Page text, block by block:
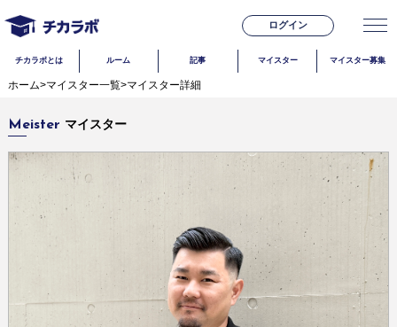
ログイン
チカラボとは ルーム 記事 マイスター マイスター募集
ホーム>マイスター一覧>マイスター詳細
Meister マイスター